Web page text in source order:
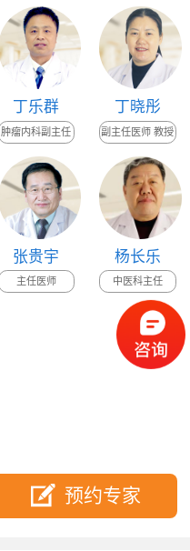
丁乐群
肿瘤内科副主任
丁晓彤
副主任医师 教授
张贵宇
主任医师
杨长乐
中医科主任
预约专家